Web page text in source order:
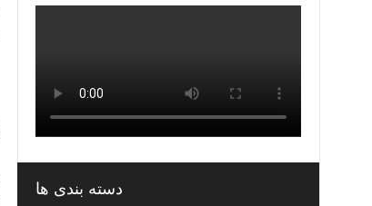
دسته بندی ها